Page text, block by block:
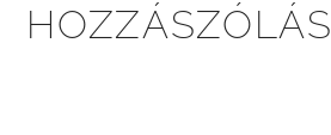
HOZZÁSZÓLÁS